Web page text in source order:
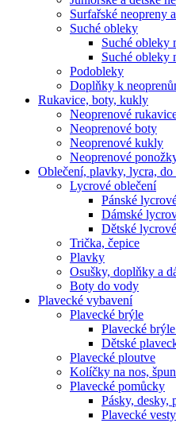
Surfařské neopreny
Suché obleky
Suché obleky
Suché obleky
Podobleky
Doplňky k
Rukavice, boty, kukly
Neoprenové
Neoprenové boty
Neoprenové kukly
Neoprenové
Oblečení, plavky, lycra,
Lycrové oblečení
Pánské
Dámské
Dětské
Trička, čepice
Plavky
Osušky, doplňky a
Boty do vody
Plavecké vybavení
Plavecké brýle
Plavecké
Dětské
Plavecké ploutve
Kolíčky na nos,
Plavecké pomůcky
Pásky, desky,
Plavecké vesty